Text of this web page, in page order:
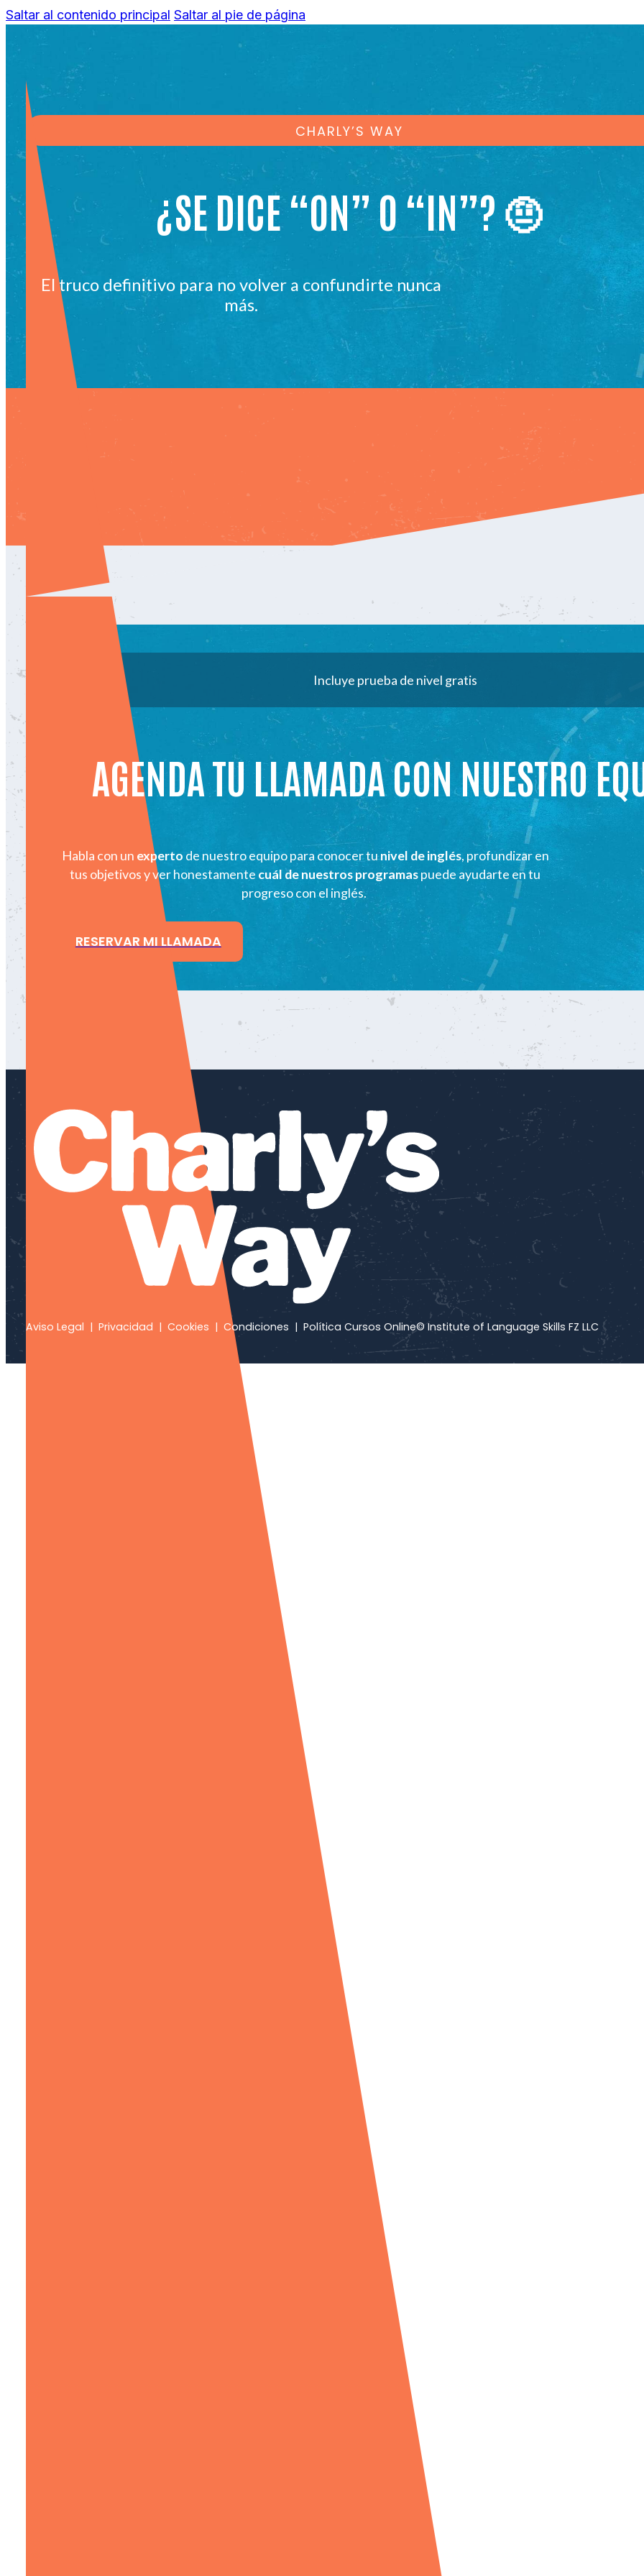
Saltar al contenido principal Saltar al pie de página
CHARLY’S WAY
¿SE DICE “ON” O “IN”? 🤨
El truco definitivo para no volver a confundirte nunca
más.
Incluye prueba de nivel gratis
AGENDA TU LLAMADA CON NUESTRO
Habla con un experto de nuestro equipo para conocer tunivel de inglés, profundizar en
tus objetivos y ver honestamente cuál de nuestros programaspuede ayudarte en tu
progreso con el inglés.
RESERVAR MI LLAMADA
LET 'S GO!
Aviso Legal | Privacidad | Cookies | Condiciones | Política Cursos Online© Institute of Language Skills FZ LLC